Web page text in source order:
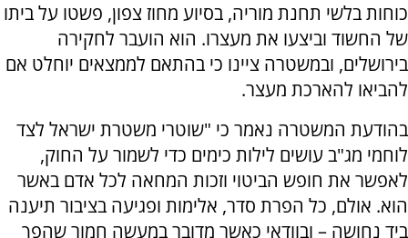
כוחות בלשי תחנת מוריה, בסיוע מחוז צפון, פשטו על ביתו
של החשוד וביצעו את מעצרו. הוא הועבר לחקירה
בירושלים, ובמשטרה ציינו כי בהתאם לממצאים יוחלט אם
להביאו להארכת מעצר.
בהודעת המשטרה נאמר כי "שוטרי משטרת ישראל לצד
לוחמי מג"ב עושים לילות כימים כדי לשמור על החוק,
לאפשר את חופש הביטוי וזכות המחאה לכל אדם באשר
הוא. אולם, כל הפרת סדר, אלימות ופגיעה בציבור תיענה
ביד נחושה – ובוודאי כאשר מדובר במעשה חמור שהפך